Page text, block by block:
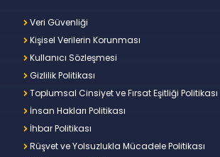
Veri Güvenliği
Kişisel Verilerin Korunması
Kullanıcı Sözleşmesi
Gizlilik Politikası
Toplumsal Cinsiyet ve Fırsat Eşitliği Politikası
İnsan Hakları Politikası
İhbar Politikası
Rüşvet ve Yolsuzlukla Mücadele Politikası